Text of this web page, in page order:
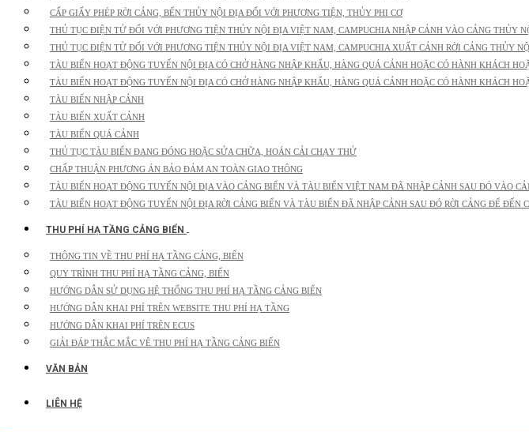
CẤP GIẤY PHÉP RỜI CẢNG, BẾN THỦY NỘI ĐỊA ĐỐI VỚI PHƯƠNG TIỆN, THỦY PHI CƠ
THỦ TỤC ĐIỆN TỬ ĐỐI VỚI PHƯƠNG TIỆN THỦY NỘI ĐỊA VIỆT NAM, CAMPUCHIA NHẬP CẢNH VÀO CẢNG THỦY
THỦ TỤC ĐIỆN TỬ ĐỐI VỚI PHƯƠNG TIỆN THỦY NỘI ĐỊA VIỆT NAM, CAMPUCHIA XUẤT CẢNH RỜI CẢNG THỦY
TÀU BIỂN HOẠT ĐỘNG TUYẾN NỘI ĐỊA CÓ CHỞ HÀNG NHẬP KHẨU, HÀNG QUÁ CẢNH HOẶC CÓ HÀNH KHÁCH
TÀU BIỂN HOẠT ĐỘNG TUYẾN NỘI ĐỊA CÓ CHỞ HÀNG NHẬP KHẨU, HÀNG QUÁ CẢNH HOẶC CÓ HÀNH KHÁCH
TÀU BIỂN NHẬP CẢNH
TÀU BIỂN XUẤT CẢNH
TÀU BIỂN QUÁ CẢNH
THỦ TỤC TÀU BIỂN ĐANG ĐÓNG HOẶC SỬA CHỮA, HOÁN CẢI CHẠY THỬ
CHẤP THUẬN PHƯƠNG ÁN BẢO ĐẢM AN TOÀN GIAO THÔNG
TÀU BIỂN HOẠT ĐỘNG TUYẾN NỘI ĐỊA VÀO CẢNG BIỂN VÀ TÀU BIỂN VIỆT NAM ĐÃ NHẬP CẢNH SAU ĐÓ VÀO
TÀU BIỂN HOẠT ĐỘNG TUYẾN NỘI ĐỊA RỜI CẢNG BIỂN VÀ TÀU BIỂN ĐÃ NHẬP CẢNH SAU ĐÓ RỜI CẢNG ĐỂ ĐẾN
THU PHÍ HẠ TẦNG CẢNG BIỂN
THÔNG TIN VỀ THU PHÍ HẠ TẦNG CẢNG, BIỂN
QUY TRÌNH THU PHÍ HẠ TẦNG CẢNG, BIỂN
HƯỚNG DẪN SỬ DỤNG HỆ THỐNG THU PHÍ HẠ TẦNG CẢNG BIỂN
HƯỚNG DẪN KHAI PHÍ TRÊN WEBSITE THU PHÍ HẠ TẦNG
HƯỚNG DẪN KHAI PHÍ TRÊN ECUS
GIẢI ĐÁP THẮC MẮC VÊ THU PHÍ HẠ TẦNG CẢNG BIỂN
VĂN BẢN
LIÊN HỆ